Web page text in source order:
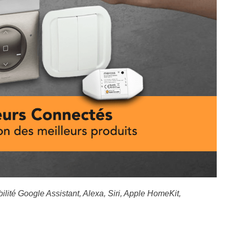
Google Assistant, Alexa, Siri, Apple HomeKit,